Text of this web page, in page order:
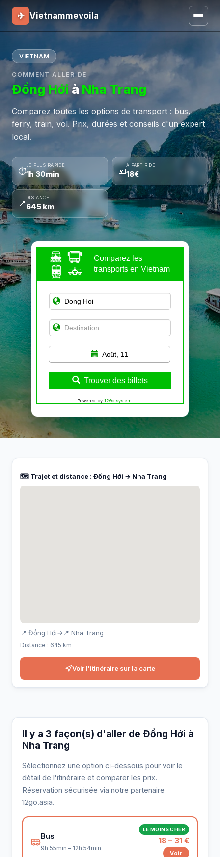
✈ Vietnammevoila
VIETNAM
COMMENT ALLER DE
Đồng Hới à Nha Trang
Comparez toutes les options de transport : bus,
ferry, train, vol. Prix, durées et conseils d'un expert
local.
⏱
LE PLUS RAPIDE
1h 30min 💶
À PARTIR DE
18€
📍
DISTANCE
645 km
Comparez les
transports en Vietnam
Août, 11
Trouver des billets
Powered by 12Go system
🗺️ Trajet et distance : Đồng Hới → Nha Trang
📍 Đồng Hới→ 📍 Nha Trang
Distance : 645 km
Voir l'itinéraire sur la carte
Il y a 3 façon(s) d'aller de Đồng Hới à
Nha Trang
Sélectionnez une option ci-dessous pour voir le
détail de l'itinéraire et comparer les prix.
Réservation sécurisée via notre partenaire
12go.asia.
Bus
9h 55min – 12h 54min
LE MOINS CHER
18 – 31 €
Voir